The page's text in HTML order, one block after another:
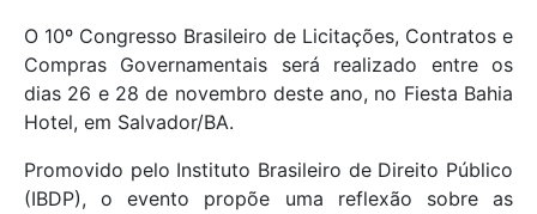
O 10º Congresso Brasileiro de Licitações, Contratos e
Compras Governamentais será realizado entre os
dias 26 e 28 de novembro deste ano, no Fiesta Bahia
Hotel, em Salvador/BA.
Promovido pelo Instituto Brasileiro de Direito Público
(IBDP), o evento propõe uma reflexão sobre as